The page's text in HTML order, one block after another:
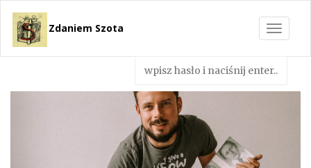
Toggle
Zdaniem Szota